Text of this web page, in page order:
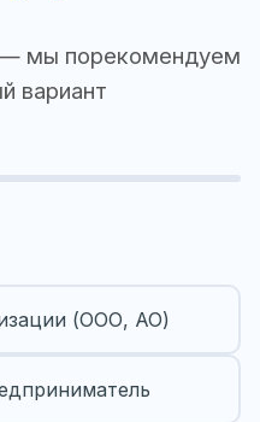
— мы порекомендуем
вариант
(ООО, АО)